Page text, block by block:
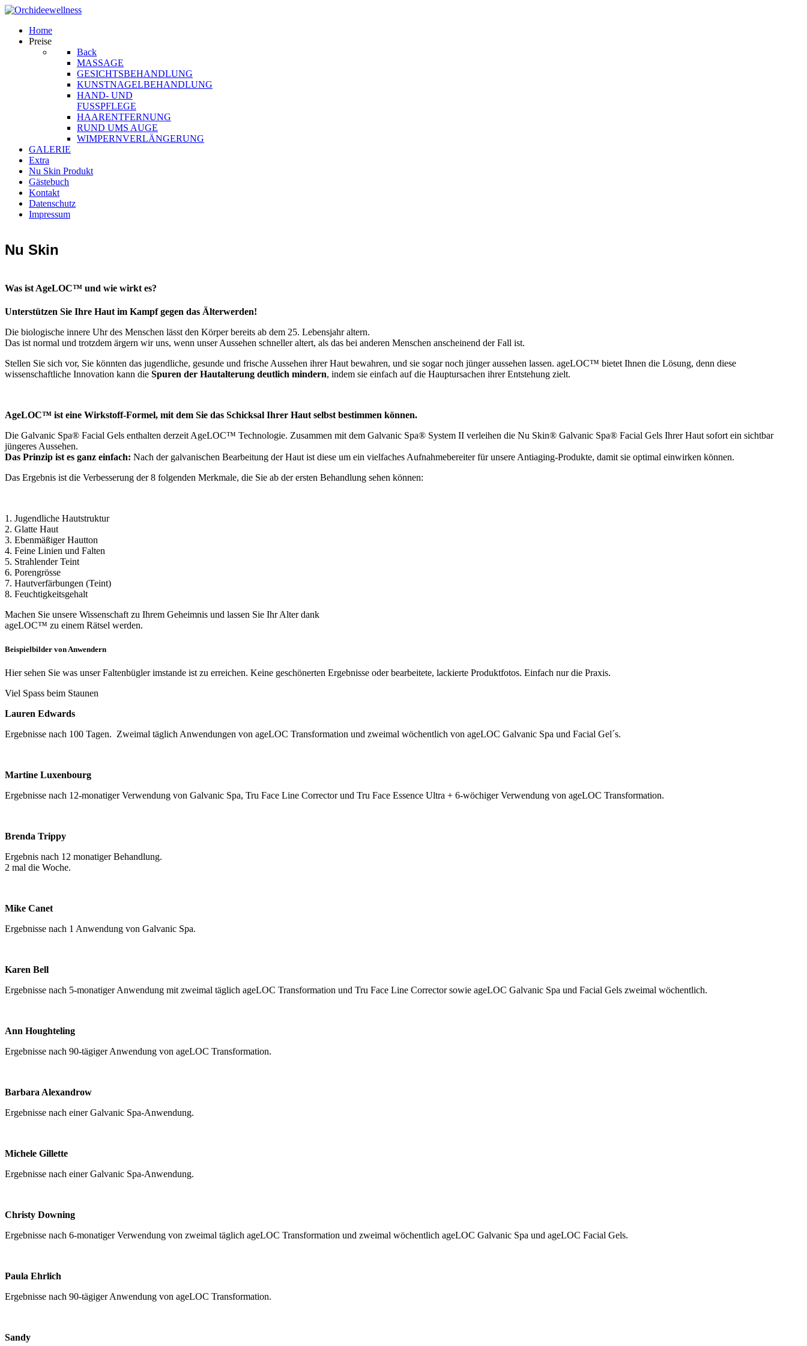
Home
Preise
Back
MASSAGE
GESICHTSBEHANDLUNG
KUNSTNAGELBEHANDLUNG
HAND- UND
FUSSPFLEGE
HAARENTFERNUNG
RUND UMS AUGE
WIMPERNVERLÄNGERUNG
GALERIE
Extra
Nu Skin Produkt
Gästebuch
Kontakt
Datenschutz
Impressum
Nu Skin
Was ist AgeLOC™ und wie wirkt es?
Unterstützen Sie Ihre Haut im Kampf gegen das Älterwerden!
Die biologische innere Uhr des Menschen lässt den Körper bereits ab dem 25. Lebensjahr altern.
Das ist normal und trotzdem ärgern wir uns, wenn unser Aussehen schneller altert, als das bei anderen Menschen anscheinend der Fall ist.
Stellen Sie sich vor, Sie könnten das jugendliche, gesunde und frische Aussehen ihrer Haut bewahren, und sie sogar noch jünger aussehen lassen. ageLOC™ bietet Ihnen die Lösung, denn diese
wissenschaftliche Innovation kann die Spuren der Hautalterung deutlich mindern, indem sie einfach auf die Hauptursachen ihrer Entstehung zielt.
AgeLOC™ ist eine Wirkstoff-Formel, mit dem Sie das Schicksal Ihrer Haut selbst bestimmen können.
Die Galvanic Spa® Facial Gels enthalten derzeit AgeLOC™ Technologie. Zusammen mit dem Galvanic Spa® System II verleihen die Nu Skin® Galvanic Spa® Facial Gels Ihrer Haut sofort ein sichtbar
jüngeres Aussehen.
Das Prinzip ist es ganz einfach: Nach der galvanischen Bearbeitung der Haut ist diese um ein vielfaches Aufnahmebereiter für unsere Antiaging-Produkte, damit sie optimal einwirken können.
Das Ergebnis ist die Verbesserung der 8 folgenden Merkmale, die Sie ab der ersten Behandlung sehen können:
1. Jugendliche Hautstruktur
2. Glatte Haut
3. Ebenmäßiger Hautton
4. Feine Linien und Falten
5. Strahlender Teint
6. Porengrösse
7. Hautverfärbungen (Teint)
8. Feuchtigkeitsgehalt
Machen Sie unsere Wissenschaft zu Ihrem Geheimnis und lassen Sie Ihr Alter dank
ageLOC™ zu einem Rätsel werden.
Beispielbilder von Anwendern
Hier sehen Sie was unser Faltenbügler imstande ist zu erreichen. Keine geschönerten Ergebnisse oder bearbeitete, lackierte Produktfotos. Einfach nur die Praxis.
Viel Spass beim Staunen
Lauren Edwards
Ergebnisse nach 100 Tagen. Zweimal täglich Anwendungen von ageLOC Transformation und zweimal wöchentlich von ageLOC Galvanic Spa und Facial Gel´s.
Martine Luxenbourg
Ergebnisse nach 12-monatiger Verwendung von Galvanic Spa, Tru Face Line Corrector und Tru Face Essence Ultra + 6-wöchiger Verwendung von ageLOC Transformation.
Brenda Trippy
Ergebnis nach 12 monatiger Behandlung.
2 mal die Woche.
Mike Canet
Ergebnisse nach 1 Anwendung von Galvanic Spa.
Karen Bell
Ergebnisse nach 5-monatiger Anwendung mit zweimal täglich ageLOC Transformation und Tru Face Line Corrector sowie ageLOC Galvanic Spa und Facial Gels zweimal wöchentlich.
Ann Houghteling
Ergebnisse nach 90-tägiger Anwendung von ageLOC Transformation.
Barbara Alexandrow
Ergebnisse nach einer Galvanic Spa-Anwendung.
Michele Gillette
Ergebnisse nach einer Galvanic Spa-Anwendung.
Christy Downing
Ergebnisse nach 6-monatiger Verwendung von zweimal täglich ageLOC Transformation und zweimal wöchentlich ageLOC Galvanic Spa und ageLOC Facial Gels.
Paula Ehrlich
Ergebnisse nach 90-tägiger Anwendung von ageLOC Transformation.
Sandy